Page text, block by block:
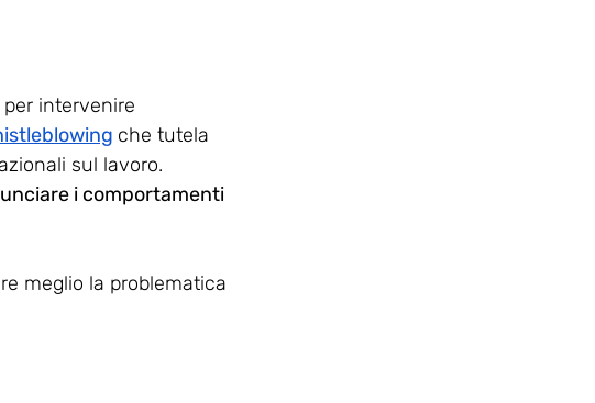
intervenire
che tutela
sul lavoro.
i comportamenti
meglio la problematica